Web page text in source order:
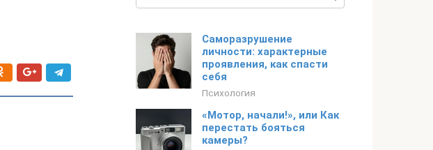
Саморазрушение
личности: характерные
проявления, как спасти
себя
Психология
«Мотор, начали!», или Как
перестать бояться
камеры?